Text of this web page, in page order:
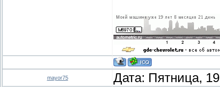
mayor75 Дата: Пятница,